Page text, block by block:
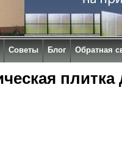
плитка
Советы Блог Обратная